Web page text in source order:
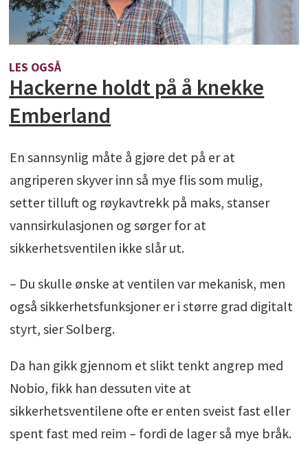
LES OGSÅ
Hackerne holdt på å knekke
Emberland
En sannsynlig måte å gjøre det på er at
angriperen skyver inn så mye flis som mulig,
setter tilluft og røykavtrekk på maks, stanser
vannsirkulasjonen og sørger for at
sikkerhetsventilen ikke slår ut.
– Du skulle ønske at ventilen var mekanisk, men
også sikkerhetsfunksjoner er i større grad digitalt
styrt, sier Solberg.
Da han gikk gjennom et slikt tenkt angrep med
Nobio, fikk han dessuten vite at
sikkerhetsventilene ofte er enten sveist fast eller
spent fast med reim – fordi de lager så mye bråk.